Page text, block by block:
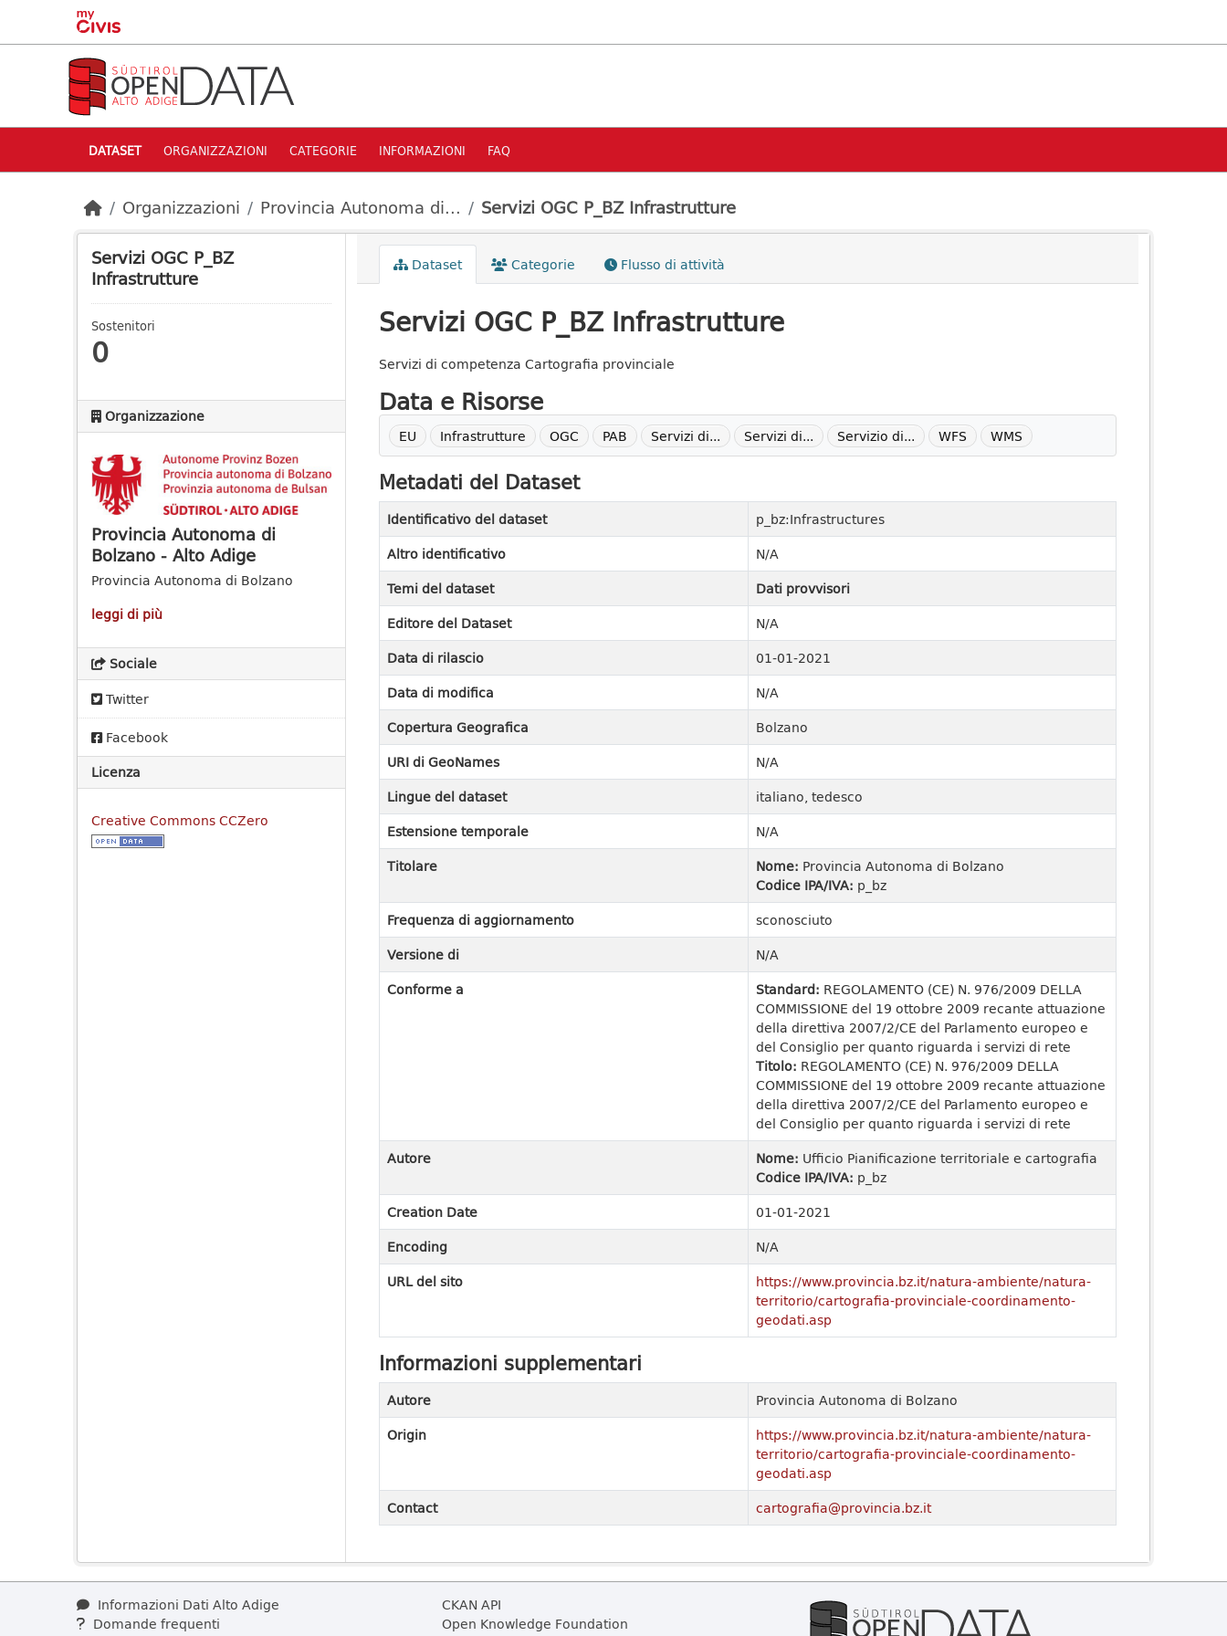
Skip to main content
DATASET ORGANIZZAZIONI CATEGORIE INFORMAZIONI FAQ
Organizzazioni Provincia Autonoma di... Servizi OGC P_BZ Infrastrutture
Servizi OGC P_BZ
Infrastrutture
Sostenitori
0
Organizzazione
Provincia Autonoma di
Bolzano - Alto Adige
Provincia Autonoma di Bolzano
leggi di più
Sociale
Twitter
Facebook
Licenza
Creative Commons CCZero
Dataset Categorie Flusso di attività
Servizi OGC P_BZ Infrastrutture
Servizi di competenza Cartografia provinciale
Data e Risorse
EU Infrastrutture OGC PAB Servizi di... Servizi di... Servizio di... WFS WMS
Metadati del Dataset
Identificativo del dataset
p_bz:Infrastructures
Altro identificativo
N/A
Temi del dataset
Dati provvisori
Editore del Dataset
N/A
Data di rilascio
01-01-2021
Data di modifica
N/A
Copertura Geografica
Bolzano
URI di GeoNames
N/A
Lingue del dataset
italiano, tedesco
Estensione temporale
N/A
Titolare
Nome: Provincia Autonoma di Bolzano
Codice IPA/IVA: p_bz
Frequenza di aggiornamento
sconosciuto
Versione di
N/A
Conforme a
Standard: REGOLAMENTO (CE) N. 976/2009 DELLA
COMMISSIONE del 19 ottobre 2009 recante attuazione
della direttiva 2007/2/CE del Parlamento europeo e
del Consiglio per quanto riguarda i servizi di rete
Titolo: REGOLAMENTO (CE) N. 976/2009 DELLA
COMMISSIONE del 19 ottobre 2009 recante attuazione
della direttiva 2007/2/CE del Parlamento europeo e
del Consiglio per quanto riguarda i servizi di rete
Autore
Nome: Ufficio Pianificazione territoriale e cartografia
Codice IPA/IVA: p_bz
Creation Date
01-01-2021
Encoding
N/A
URL del sito
https://www.provincia.bz.it/natura-ambiente/natura-
territorio/cartografia-provinciale-coordinamento-
geodati.asp
Informazioni supplementari
Autore
Provincia Autonoma di Bolzano
Origin
https://www.provincia.bz.it/natura-ambiente/natura-
territorio/cartografia-provinciale-coordinamento-
geodati.asp
Contact
cartografia@provincia.bz.it
Informazioni Dati Alto Adige
Domande frequenti
CKAN API
Open Knowledge Foundation